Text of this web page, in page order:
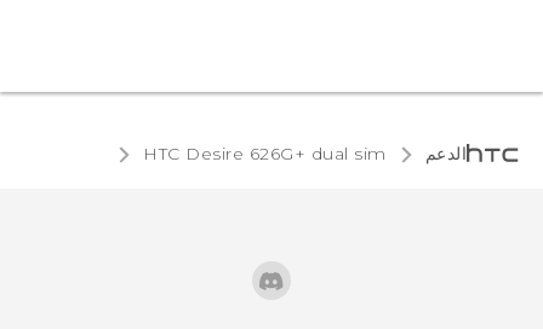
الدعم HTC Desire 626G+ dual sim‎